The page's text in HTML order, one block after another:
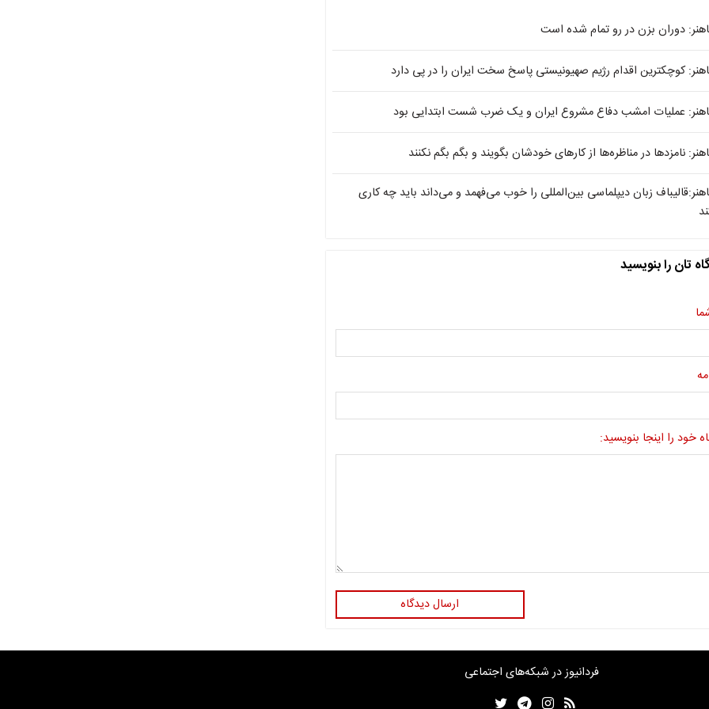
دوران بزن در رو تمام شده است
کوچکترین اقدام رژیم صهیونیستی پاسخ سخت ایران را در پی دارد
عملیات امشب دفاع مشروع ایران و یک ضرب شست ابتدایی بود
نامزدها در مناظره‌ها از کارهای خودشان بگویند و بگم بگم نکنند
زبان دیپلماسی بین‌المللی را خوب می‌فهمد و می‌داند باید چه کاری
تان را بنویسید
خود را اینجا بنویسید:
ارسال دیدگاه
فردانیوز در شبکه‌های اجتماعی